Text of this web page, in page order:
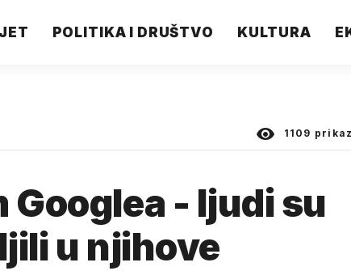
POLITIKA I DRUŠTVO KULTURA
1109
- ljudi su
u njihove